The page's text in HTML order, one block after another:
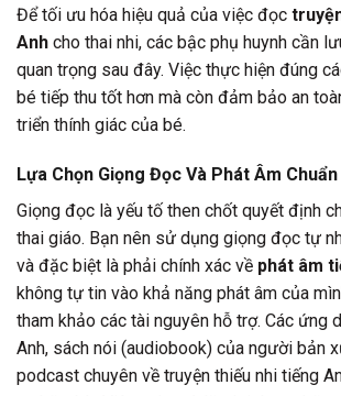
Để tối ưu hóa hiệu quả của việc đọc
Anh cho thai nhi, các bậc phụ huynh cần
quan trọng sau đây. Việc thực hiện đúng
bé tiếp thu tốt hơn mà còn đảm bảo an
triển thính giác của bé.
Lựa Chọn Giọng Đọc Và Phát Âm
Giọng đọc là yếu tố then chốt quyết định
thai giáo. Bạn nên sử dụng giọng đọc tự
và đặc biệt là phải chính xác về phát âm
không tự tin vào khả năng phát âm của
tham khảo các tài nguyên hỗ trợ. Các ứng
Anh, sách nói (audiobook) của người bản
podcast chuyên về truyện thiếu nhi tiếng